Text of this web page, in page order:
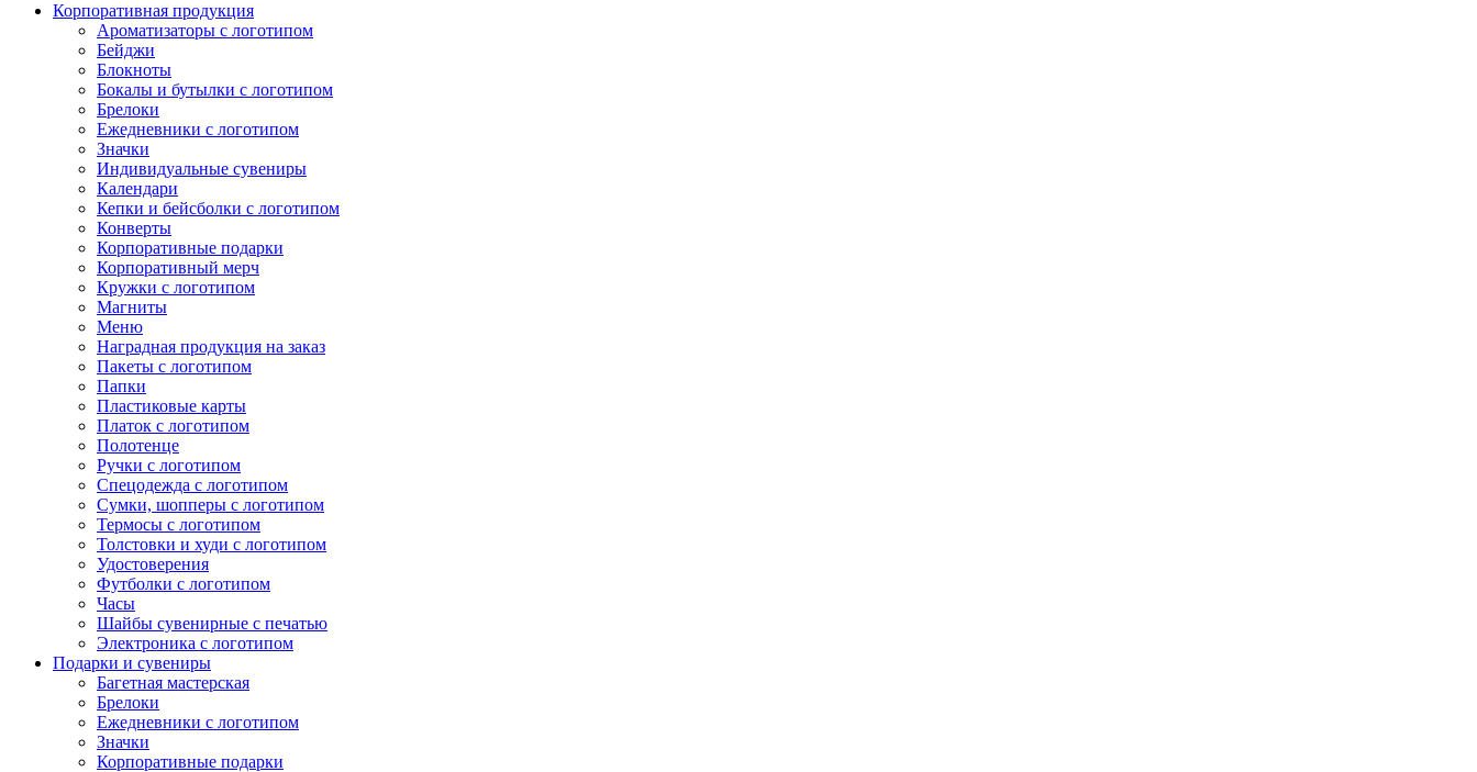
Корпоративная продукция
Ароматизаторы с логотипом
Бейджи
Блокноты
Бокалы и бутылки с логотипом
Брелоки
Ежедневники с логотипом
Значки
Индивидуальные сувениры
Календари
Кепки и бейсболки с логотипом
Конверты
Корпоративные подарки
Корпоративный мерч
Кружки с логотипом
Магниты
Меню
Наградная продукция на заказ
Пакеты с логотипом
Папки
Пластиковые карты
Платок с логотипом
Полотенце
Ручки с логотипом
Спецодежда с логотипом
Сумки, шопперы с логотипом
Термосы с логотипом
Толстовки и худи с логотипом
Удостоверения
Футболки с логотипом
Часы
Шайбы сувенирные с печатью
Электроника с логотипом
Подарки и сувениры
Багетная мастерская
Брелоки
Ежедневники с логотипом
Значки
Корпоративные подарки